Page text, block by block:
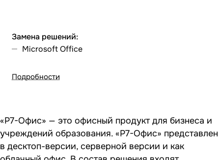
Замена решений:
Microsoft Office
Подробности
«Р7-Офис» — это офисный продукт для бизнеса и
учреждений образования. «Р7-Офис» представлен
в десктоп-версии, серверной версии и как